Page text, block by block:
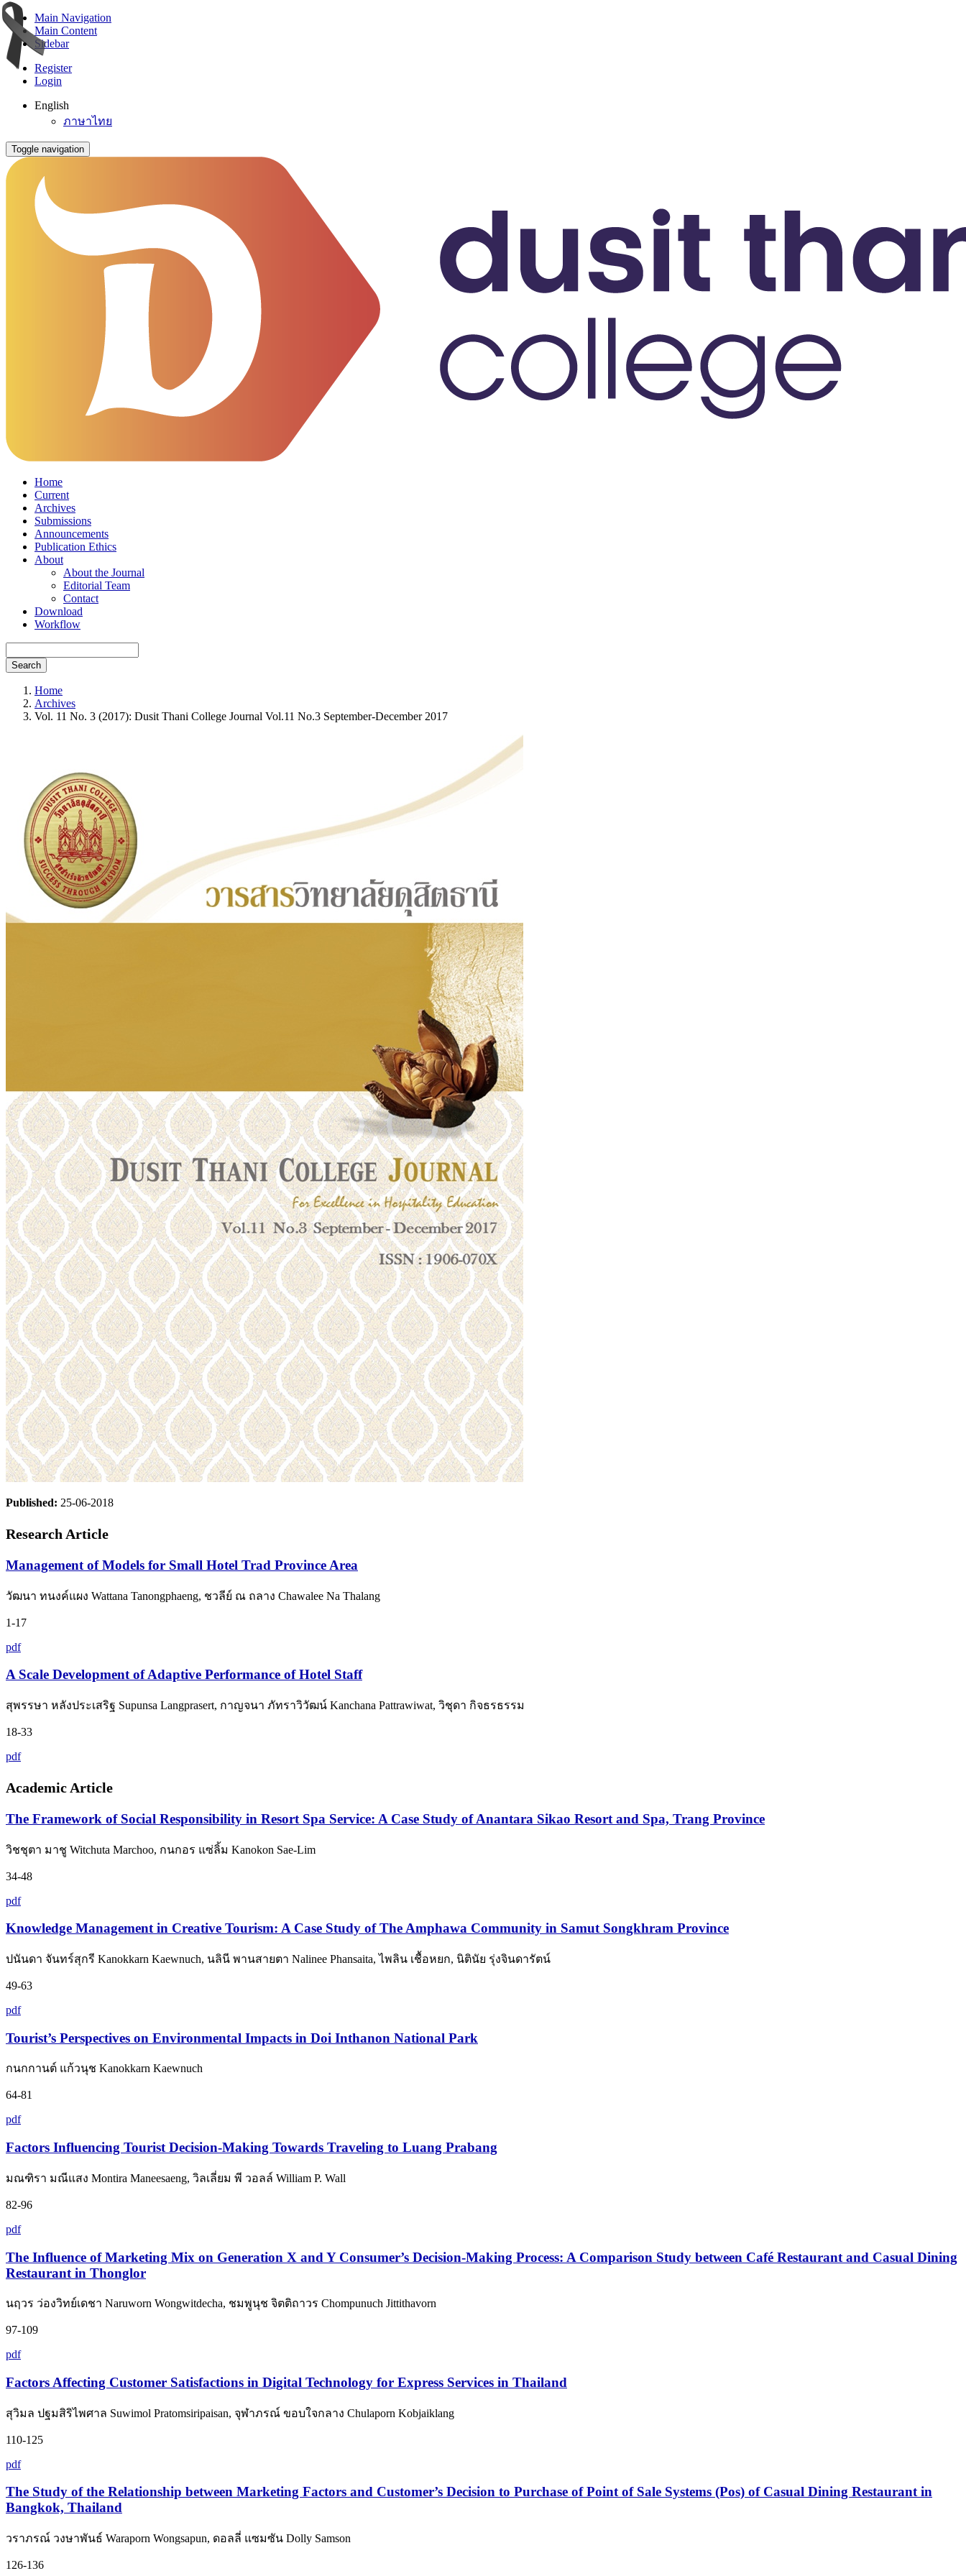
Main Navigation
Main Content
Sidebar
Register
Login
English
ภาษาไทย
Toggle navigation
Home
Current
Archives
Submissions
Announcements
Publication Ethics
About
About the Journal
Editorial Team
Contact
Download
Workflow
Search
Home
Archives
Vol. 11 No. 3 (2017): Dusit Thani College Journal Vol.11 No.3 September-December 2017
Published: 25-06-2018
Research Article
Management of Models for Small Hotel Trad Province Area
วัฒนา ทนงค์แผง Wattana Tanongphaeng, ชวลีย์ ณ ถลาง Chawalee Na Thalang
1-17
pdf
A Scale Development of Adaptive Performance of Hotel Staff
สุพรรษา หลังประเสริฐ Supunsa Langprasert, กาญจนา ภัทราวิวัฒน์ Kanchana Pattrawiwat, วิชุดา กิจธรธรรม
18-33
pdf
Academic Article
The Framework of Social Responsibility in Resort Spa Service: A Case Study of Anantara Sikao Resort and Spa, Trang Province
วิชชุตา มาชู Witchuta Marchoo, กนกอร แซ่ลิ้ม Kanokon Sae-Lim
34-48
pdf
Knowledge Management in Creative Tourism: A Case Study of The Amphawa Community in Samut Songkhram Province
ปนันดา จันทร์สุกรี Kanokkarn Kaewnuch, นลินี พานสายตา Nalinee Phansaita, ไพลิน เชื้อหยก, นิตินัย รุ่งจินดารัตน์
49-63
pdf
Tourist’s Perspectives on Environmental Impacts in Doi Inthanon National Park
กนกกานต์ แก้วนุช Kanokkarn Kaewnuch
64-81
pdf
Factors Influencing Tourist Decision-Making Towards Traveling to Luang Prabang
มณฑิรา มณีแสง Montira Maneesaeng, วิลเลี่ยม พี วอลล์ William P. Wall
82-96
pdf
The Influence of Marketing Mix on Generation X and Y Consumer’s Decision-Making Process: A Comparison Study between Café Restaurant and Casual Dining
Restaurant in Thonglor
นฤวร ว่องวิทย์เดชา Naruworn Wongwitdecha, ชมพูนุช จิตติถาวร Chompunuch Jittithavorn
97-109
pdf
Factors Affecting Customer Satisfactions in Digital Technology for Express Services in Thailand
สุวิมล ปฐมสิริไพศาล Suwimol Pratomsiripaisan, จุฬาภรณ์ ขอบใจกลาง Chulaporn Kobjaiklang
110-125
pdf
The Study of the Relationship between Marketing Factors and Customer’s Decision to Purchase of Point of Sale Systems (Pos) of Casual Dining Restaurant in
Bangkok, Thailand
วราภรณ์ วงษาพันธ์ Waraporn Wongsapun, ดอลลี่ แซมซัน Dolly Samson
126-136